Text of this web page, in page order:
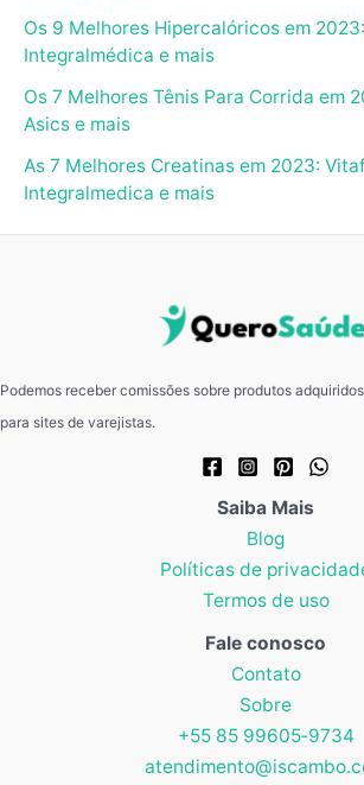
Os 9 Melhores Hipercalóricos em
Integralmédica e mais
Os 7 Melhores Tênis Para Corrida em
Asics e mais
As 7 Melhores Creatinas em 2023:
Integralmedica e mais
Podemos receber comissões sobre produtos
para sites de varejistas.
Saiba Mais
Blog
Políticas de
Termos de uso
Fale conosco
Contato
Sobre
+55 85 99605‑9734